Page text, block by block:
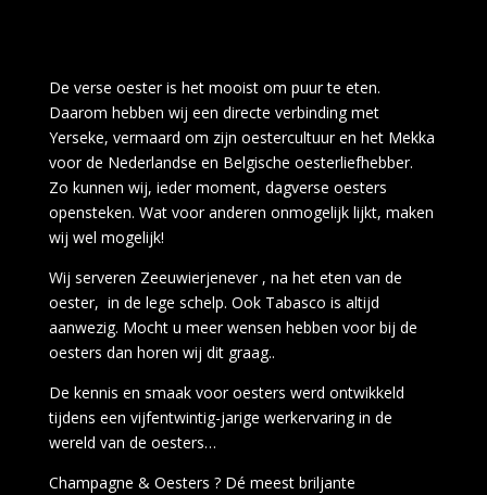
De verse oester is het mooist om puur te eten.
Daarom hebben wij een directe verbinding met
Yerseke, vermaard om zijn oestercultuur en het Mekka
voor de Nederlandse en Belgische oesterliefhebber.
Zo kunnen wij, ieder moment, dagverse oesters
opensteken. Wat voor anderen onmogelijk lijkt, maken
wij wel mogelijk!
Wij serveren Zeeuwierjenever , na het eten van de
oester, in de lege schelp. Ook Tabasco is altijd
aanwezig. Mocht u meer wensen hebben voor bij de
oesters dan horen wij dit graag..
De kennis en smaak voor oesters werd ontwikkeld
tijdens een vijfentwintig-jarige werkervaring in de
wereld van de oesters…
Champagne & Oesters ? Dé meest briljante